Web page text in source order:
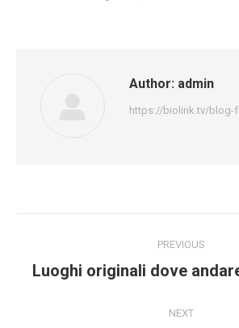
Author: admin
https://biolink.tv/blog-
navigation
PREVIOUS
Previous
Luoghi originali dove
NEXT